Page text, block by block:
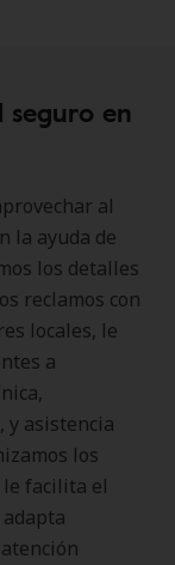
seguro en
al
la ayuda de
los detalles
reclamos con
locales, le
a
y asistencia
los
facilita el